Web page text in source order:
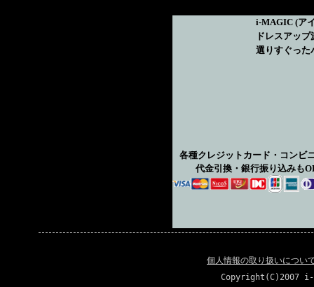
i-MAGIC (ア
ドレスアッ
選りすぐった
各種クレジットカード・コンビ
代金引換・銀行振り込みも
個人情報の取り扱いについ
Copyright(C)2007